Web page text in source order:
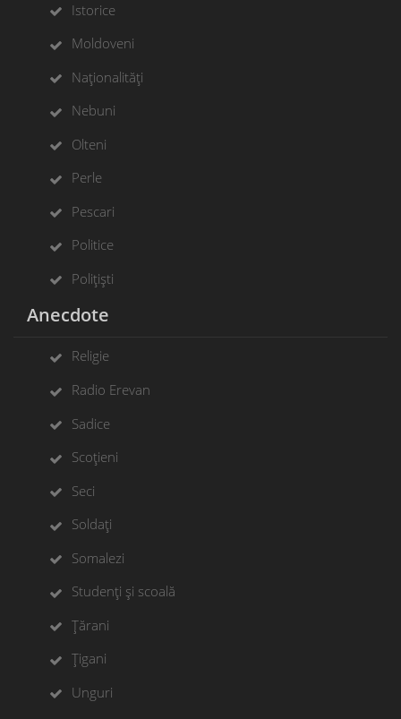
Istorice
Moldoveni
Naționalități
Nebuni
Olteni
Perle
Pescari
Politice
Polițiști
Anecdote
Religie
Radio Erevan
Sadice
Scoțieni
Seci
Soldați
Somalezi
Studenți și scoală
Țărani
Țigani
Unguri